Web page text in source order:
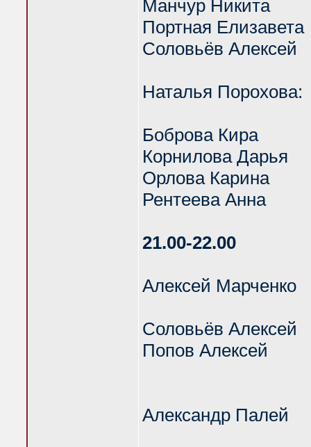
Манчур Никита
Портная Елизавета
Соловьёв Алексей
Наталья Порохова:
Боброва Кира
Корнилова Дарья
Орлова Карина
Рентеева Анна
21.00-22.00
Алексей Марченко
Соловьёв Алексей
Попов Алексей
Александр Палей